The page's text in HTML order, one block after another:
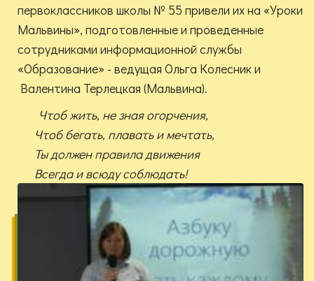
первоклассников школы № 55 привели их на «Уроки
Мальвины», подготовленные и проведенные
сотрудниками информационной службы
«Образование» - ведущая Ольга Колесник и
Валентина Терлецкая (Мальвина).
Чтоб жить, не зная огорчения,
Чтоб бегать, плавать и мечтать,
Ты должен правила движения
Всегда и всюду соблюдать!